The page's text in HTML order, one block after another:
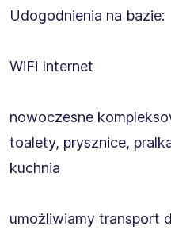
Udogodnienia na bazie:
WiFi Internet
nowoczesne
toalety, prysznice,
kuchnia
umożliwiamy transport